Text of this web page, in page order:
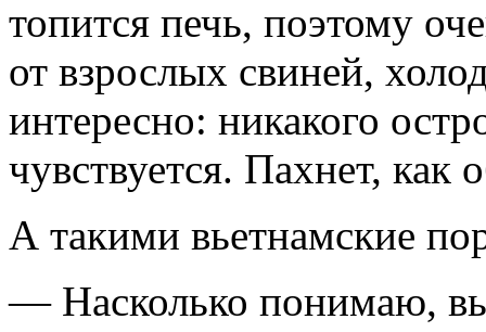
топится печь, поэтому
от взрослых свиней,
интересно: никакого
чувствуется. Пахнет, как
А такими вьетнамские
— Насколько понимаю, вы